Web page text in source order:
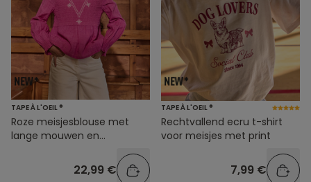
TAPE À L'OEIL ®
Roze meisjesblouse met
lange mouwen en
22,99 €
TAPE À L'OEIL ®
Rechtvallend ecru t-shirt
voor meisjes met print
7,99 €